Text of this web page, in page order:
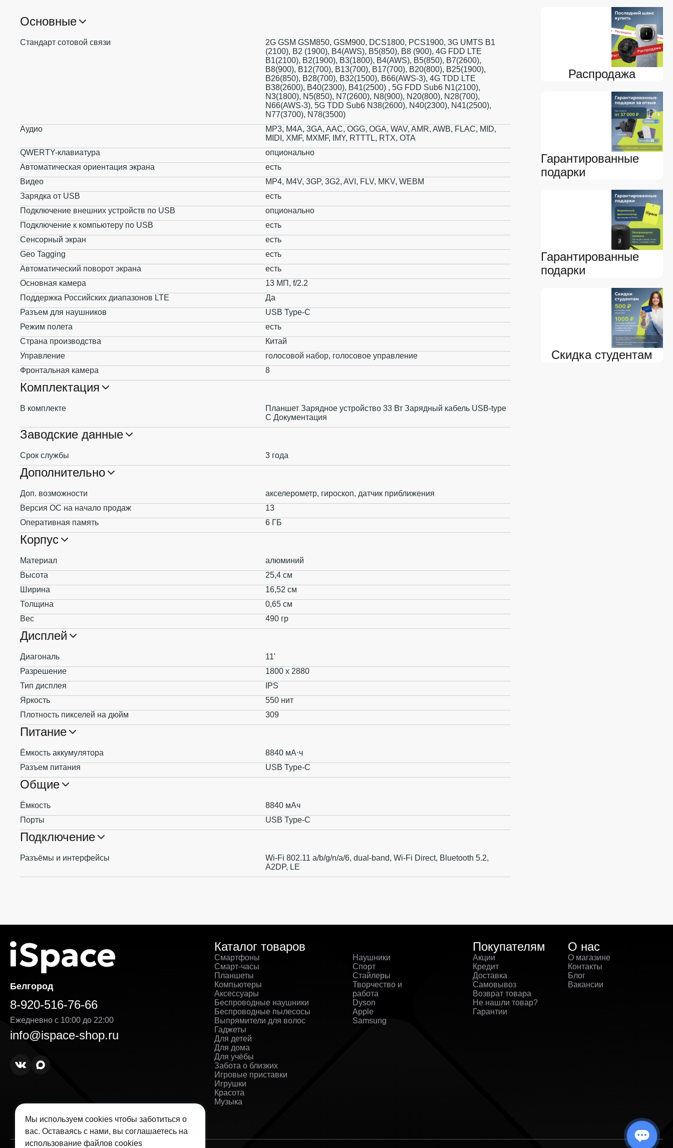
Распродажа
Гарантированные
подарки
Гарантированные
подарки
Скидка студентам
Основные
Стандарт сотовой связи
2G GSM GSM850, GSM900, DCS1800, PCS1900, 3G UMTS B1
(2100), B2 (1900), B4(AWS), B5(850), B8 (900), 4G FDD LTE
B1(2100), B2(1900), B3(1800), B4(AWS), B5(850), B7(2600),
B8(900), B12(700), B13(700), B17(700), B20(800), B25(1900),
B26(850), B28(700), B32(1500), B66(AWS-3), 4G TDD LTE
B38(2600), B40(2300), B41(2500) , 5G FDD Sub6 N1(2100),
N3(1800), N5(850), N7(2600), N8(900), N20(800), N28(700),
N66(AWS-3), 5G TDD Sub6 N38(2600), N40(2300), N41(2500),
N77(3700), N78(3500)
Аудио
MP3, M4A, 3GA, AAC, OGG, OGA, WAV, AMR, AWB, FLAC, MID,
MIDI, XMF, MXMF, IMY, RTTTL, RTX, OTA
QWERTY-клавиатура
опционально
Автоматическая ориентация экрана
есть
Видео
MP4, M4V, 3GP, 3G2, AVI, FLV, MKV, WEBM
Зарядка от USB
есть
Подключение внешних устройств по USB
опционально
Подключение к компьютеру по USB
есть
Сенсорный экран
есть
Geo Tagging
есть
Автоматический поворот экрана
есть
Основная камера
13 МП, f/2.2
Поддержка Российских диапазонов LTE
Да
Разъем для наушников
USB Type-C
Режим полета
есть
Страна производства
Китай
Управление
голосовой набор, голосовое управление
Фронтальная камера
8
Комплектация
В комплекте
Планшет Зарядное устройство 33 Вт Зарядный кабель USB-type
C Документация
Заводские данные
Срок службы 3 года
Дополнительно
Доп. возможности
акселерометр, гироскоп, датчик приближения
Версия ОС на начало продаж
13
Оперативная память
6 ГБ
Корпус
Материал
алюминий
Высота
25,4 см
Ширина
16,52 см
Толщина
0,65 см
Вес
490 гр
Дисплей
Диагональ
11'
Разрешение
1800 x 2880
Тип дисплея
IPS
Яркость
550 нит
Плотность пикселей на дюйм
309
Питание
Ёмкость аккумулятора
8840 мА⋅ч
Разъем питания
USB Type-C
Общие
Ёмкость
8840 мАч
Порты
USB Type-C
Подключение
Разъёмы и интерфейсы
Wi-Fi 802.11 a/b/g/n/a/6, dual-band, Wi-Fi Direct, Bluetooth 5.2,
A2DP, LE
Мы используем cookies чтобы заботиться о
вас. Оставаясь с нами, вы соглашаетесь на
использование файлов cookies
Белгород
8-920-516-76-66
Ежедневно с 10:00 до 22:00
info@ispace-shop.ru
Каталог товаров
Смартфоны
Смарт-часы
Планшеты
Компьютеры
Аксессуары
Беспроводные наушники
Беспроводные пылесосы
Выпрямители для волос
Гаджеты
Для детей
Для дома
Для учёбы
Забота о близких
Игровые приставки
Игрушки
Красота
Музыка
Наушники
Спорт
Стайлеры
Творчество и
работа
Dyson
Apple
Samsung
Покупателям
Акции
Кредит
Доставка
Самовывоз
Возврат товара
Не нашли товар?
Гарантии
О нас
О магазине
Контакты
Блог
Вакансии